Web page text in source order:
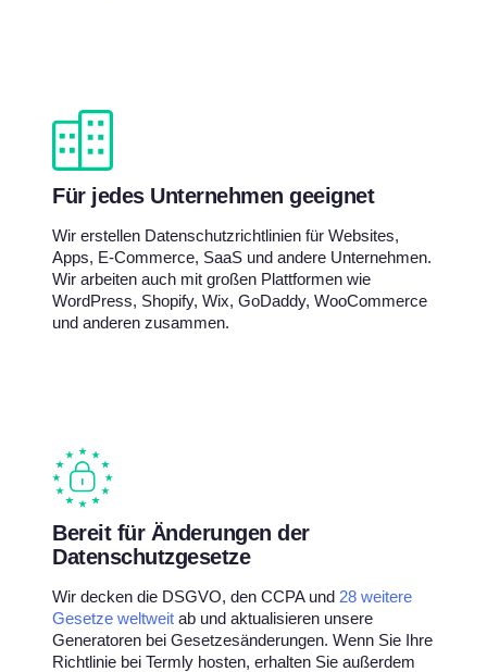
Für jedes Unternehmen geeignet
Wir erstellen Datenschutzrichtlinien für Websites,
Apps, E-Commerce, SaaS und andere Unternehmen.
Wir arbeiten auch mit großen Plattformen wie
WordPress, Shopify, Wix, GoDaddy, WooCommerce
und anderen zusammen.
Bereit für Änderungen der
Datenschutzgesetze
Wir decken die DSGVO, den CCPA und 28 weitere
Gesetze weltweit ab und aktualisieren unsere
Generatoren bei Gesetzesänderungen. Wenn Sie Ihre
Richtlinie bei Termly hosten, erhalten Sie außerdem